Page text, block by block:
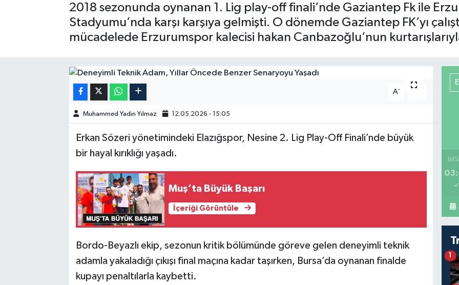
2018 sezonunda oynanan 1. Lig play-off finali’nde Gaziantep Fk ile
Stadyumu’nda karşı karşıya gelmişti. O dönemde Gaziantep FK’yı
mücadelede Erzurumspor kalecisi hakan Canbazoğlu’nun kurtarışlarıyla
A-
Muhammed Yadin Yılmaz 12.05.2026 - 15:05
Erkan Sözeri yönetimindeki Elazığspor, Nesine 2. Lig Play-Off Finali’nde büyük
bir hayal kırıklığı yaşadı.
Muş’ta Büyük Başarı
İçeriği Görüntüle
Bordo-Beyazlı ekip, sezonun kritik bölümünde göreve gelen deneyimli teknik
adamla yakaladığı çıkışı final maçına kadar taşırken, Bursa’da oynanan finalde
kupayı penaltılarla kaybetti.
1
HABERDE İNSAN
KÜLTÜR-SANAT
ÖZEL HABER